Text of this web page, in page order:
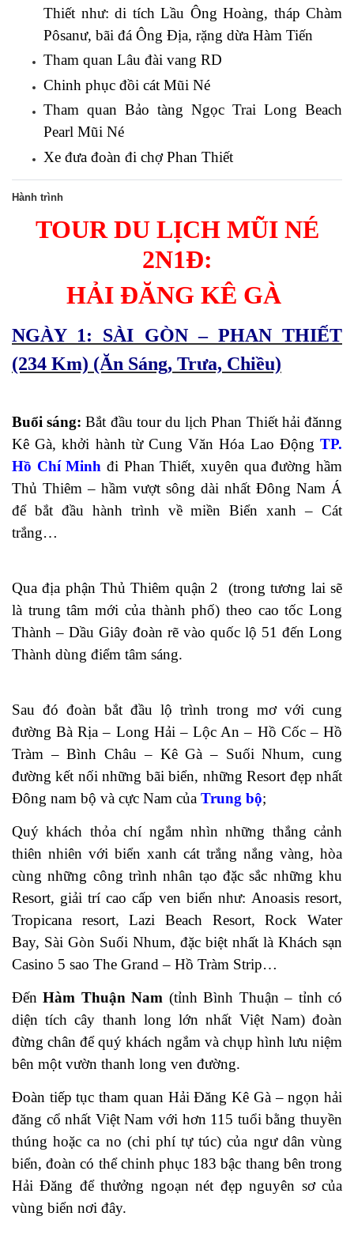
Thiết như: di tích Lầu Ông Hoàng, tháp Chàm
Pôsanư, bãi đá Ông Địa, rặng dừa Hàm Tiến
Tham quan Lâu đài vang RD
Chinh phục đồi cát Mũi Né
Tham quan Bảo tàng Ngọc Trai Long Beach
Pearl Mũi Né
Xe đưa đoàn đi chợ Phan Thiết
Hành trình
TOUR DU LỊCH MŨI NÉ
2N1Đ:
HẢI ĐĂNG KÊ GÀ ​
NGÀY 1: SÀI GÒN – PHAN THIẾT
(234 Km) (Ăn Sáng, Trưa, Chiều)
Buổi sáng: Bắt đầu tour du lịch Phan Thiết hải đănng
Kê Gà, khởi hành từ Cung Văn Hóa Lao Động TP.
Hồ Chí Minh đi Phan Thiết, xuyên qua đường hầm
Thủ Thiêm – hầm vượt sông dài nhất Đông Nam Á
để bắt đầu hành trình về miền Biển xanh – Cát
trắng…
Qua địa phận Thủ Thiêm quận 2 (trong tương lai sẽ
là trung tâm mới của thành phố) theo cao tốc Long
Thành – Dầu Giây đoàn rẽ vào quốc lộ 51 đến Long
Thành dùng điểm tâm sáng.
Sau đó đoàn bắt đầu lộ trình trong mơ với cung
đường Bà Rịa – Long Hải – Lộc An – Hồ Cốc – Hồ
Tràm – Bình Châu – Kê Gà – Suối Nhum, cung
đường kết nối những bãi biển, những Resort đẹp nhất
Đông nam bộ và cực Nam của Trung bộ;
Quý khách thỏa chí ngắm nhìn những thắng cảnh
thiên nhiên với biển xanh cát trắng nắng vàng, hòa
cùng những công trình nhân tạo đặc sắc những khu
Resort, giải trí cao cấp ven biển như: Anoasis resort,
Tropicana resort, Lazi Beach Resort, Rock Water
Bay, Sài Gòn Suối Nhum, đặc biệt nhất là Khách sạn
Casino 5 sao The Grand – Hồ Tràm Strip…
ĐếnHàm Thuận Nam (tỉnh Bình Thuận – tỉnh có
diện tích cây thanh long lớn nhất Việt Nam) đoàn
đừng chân để quý khách ngắm và chụp hình lưu niệm
bên một vườn thanh long ven đường.
Đoàn tiếp tục tham quan Hải Đăng Kê Gà – ngọn hải
đăng cổ nhất Việt Nam với hơn 115 tuổi bằng thuyền
thúng hoặc ca no (chi phí tự túc) của ngư dân vùng
biển, đoàn có thể chinh phục 183 bậc thang bên trong
Hải Đăng để thưởng ngoạn nét đẹp nguyên sơ của
vùng biển nơi đây.